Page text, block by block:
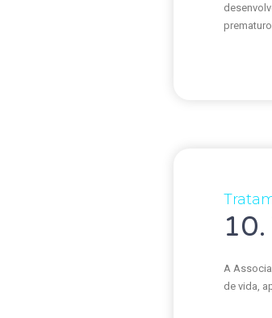
prematuro.
A
de vida,